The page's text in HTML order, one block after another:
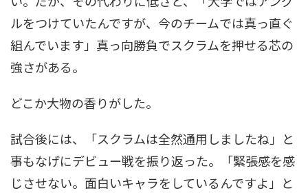
ルをつけていたんですが、今のチームでは真っ直ぐ
組んでいます」真っ向勝負でスクラムを押せる芯の
強さがある。
どこか大物の香りがした。
試合後には、「スクラムは全然通用しましたね」と
事もなげにデビュー戦を振り返った。「緊張感を感
じさせない。面白いキャラをしているんですよ」と